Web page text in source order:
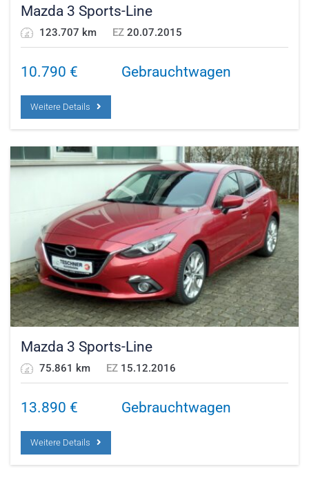
Mazda 3 Sports-Line
123.707 km EZ 20.07.2015
10.790 € Gebrauchtwagen
Weitere Details
Mazda 3 Sports-Line
75.861 km EZ 15.12.2016
13.890 € Gebrauchtwagen
Weitere Details